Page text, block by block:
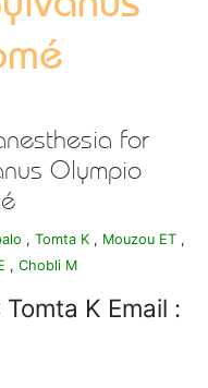
for
Olympio
, Tomta K , Mouzou ET ,
, Chobli M
K Email :